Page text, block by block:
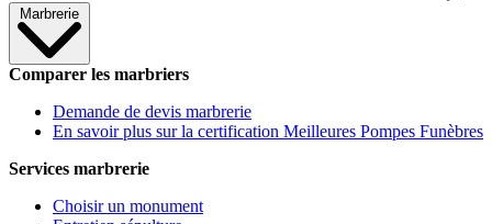
Marbrerie
Comparer les marbriers
Demande de devis marbrerie
En savoir plus sur la certification Meilleures Pompes Funèbres
Services marbrerie
Choisir un monument